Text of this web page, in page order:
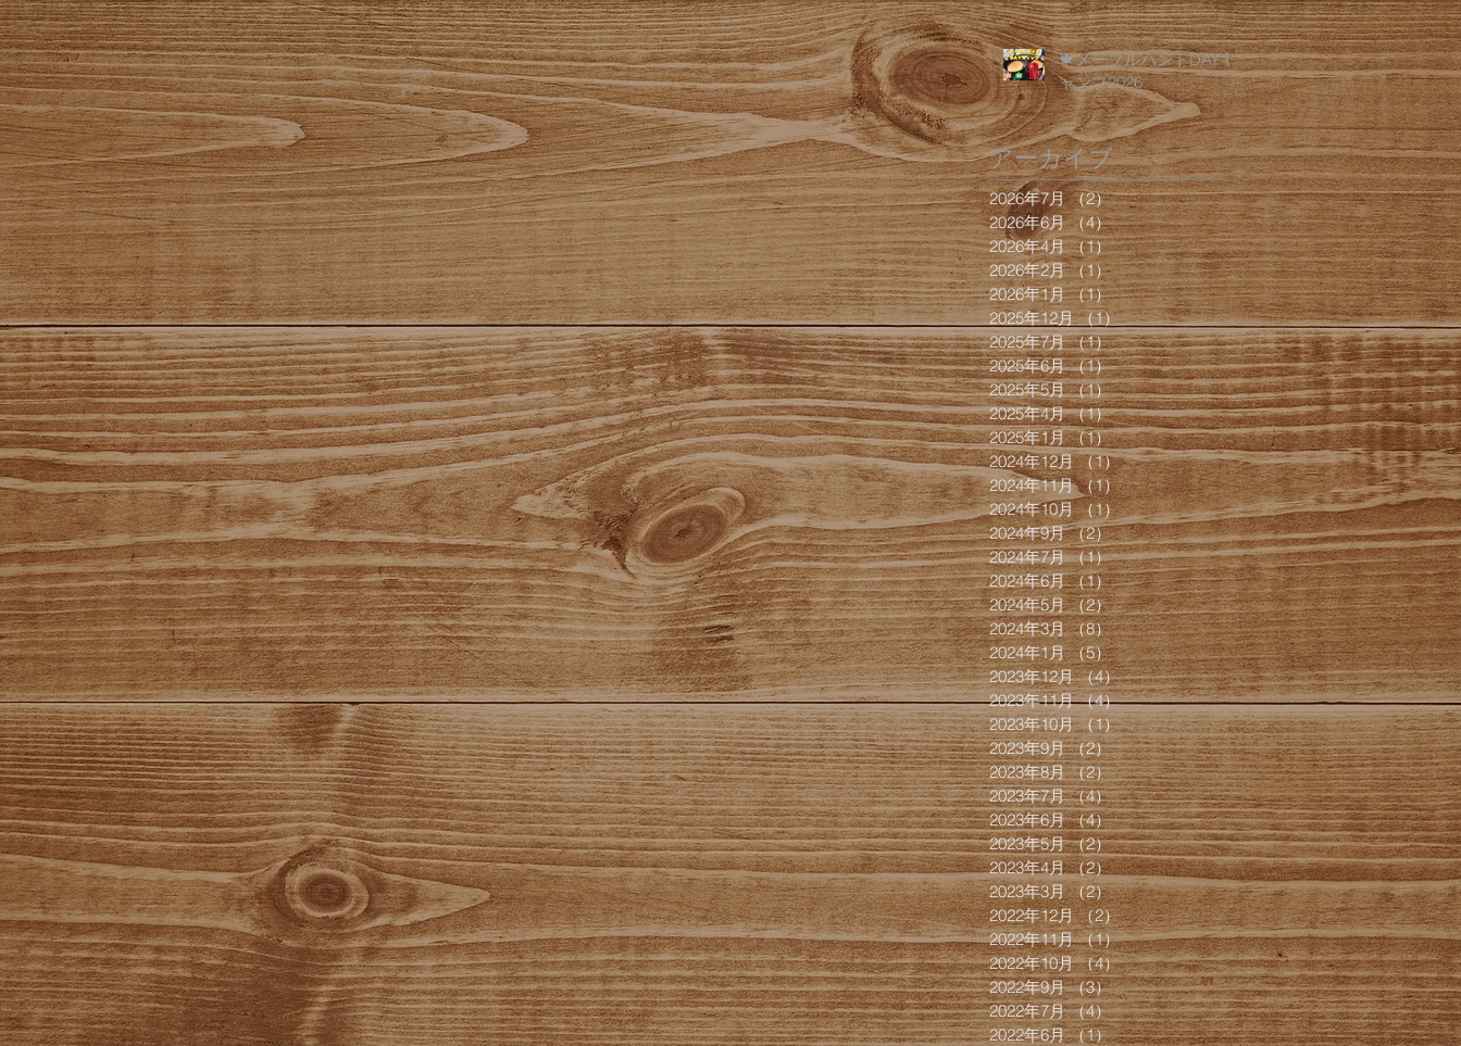
🍁メープルハントDAYキ
ャンプ2026
アーカイブ
2026年7月 （2）2件の記事
2026年6月 （4）4件の記事
2026年4月 （1）1件の記事
2026年2月 （1）1件の記事
2026年1月 （1）1件の記事
2025年12月 （1）1件の記事
2025年7月 （1）1件の記事
2025年6月 （1）1件の記事
2025年5月 （1）1件の記事
2025年4月 （1）1件の記事
2025年1月 （1）1件の記事
2024年12月 （1）1件の記事
2024年11月 （1）1件の記事
2024年10月 （1）1件の記事
2024年9月 （2）2件の記事
2024年7月 （1）1件の記事
2024年6月 （1）1件の記事
2024年5月 （2）2件の記事
2024年3月 （8）8件の記事
2024年1月 （5）5件の記事
2023年12月 （4）4件の記事
2023年11月 （4）4件の記事
2023年10月 （1）1件の記事
2023年9月 （2）2件の記事
2023年8月 （2）2件の記事
2023年7月 （4）4件の記事
2023年6月 （4）4件の記事
2023年5月 （2）2件の記事
2023年4月 （2）2件の記事
2023年3月 （2）2件の記事
2022年12月 （2）2件の記事
2022年11月 （1）1件の記事
2022年10月 （4）4件の記事
2022年9月 （3）3件の記事
2022年7月 （4）4件の記事
2022年6月 （1）1件の記事